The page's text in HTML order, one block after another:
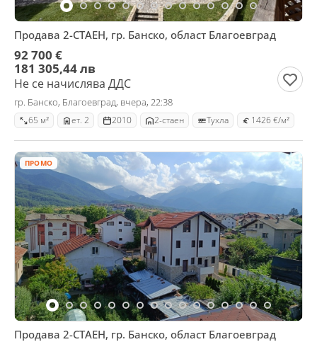
Продава 2-СТАЕН, гр. Банско, област Благоевград
92 700 €
181 305,44 лв
Не се начислява ДДС
гр. Банско, Благоевград, вчера, 22:38
65 м² ет. 2 2010 2-стаен Тухла 1426 €/м²
ПРОМО
Продава 2-СТАЕН, гр. Банско, област Благоевград